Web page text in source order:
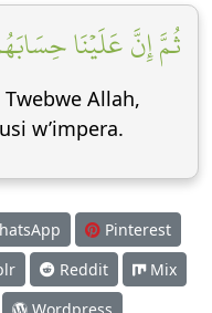
ثُمَّ إِنَّ عَلَيۡنَا حِسَابَهُم
Allah,
w’impera.
Pinterest
Reddit
Mix